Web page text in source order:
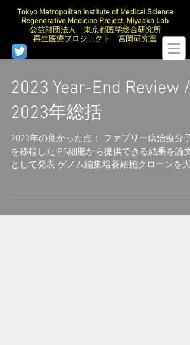
Tokyo Metropolitan Institute of Medical Science
Regenerative Medicine Project, Miyaoka Lab
公益財団法人 東京都医学総合研究所
再生医療プロジェクト 宮岡研究室
2023 Year-End Review /
2023年総括
2023年の良かった点： ファブリー病治療分子
を移植したiPS細胞から提供できる結果を論文
として発表 ゲノム編集培養細胞クローンを大